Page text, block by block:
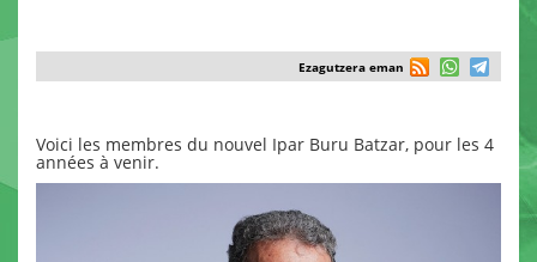
Ezagutzera eman
Voici les membres du nouvel Ipar Buru Batzar, pour les 4
années à venir.